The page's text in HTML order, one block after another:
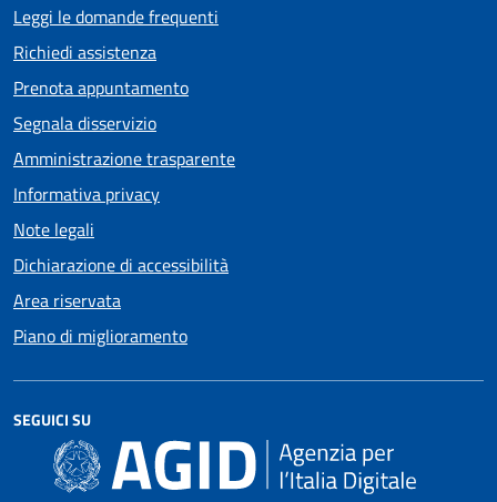
Leggi le domande frequenti
Richiedi assistenza
Prenota appuntamento
Segnala disservizio
Amministrazione trasparente
Informativa privacy
Note legali
Dichiarazione di accessibilità
Area riservata
Piano di miglioramento
SEGUICI SU